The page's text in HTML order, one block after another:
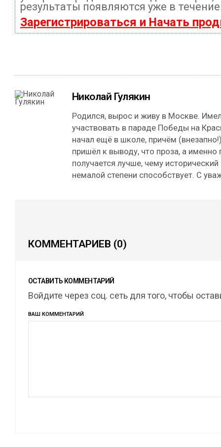
результаты появляются уже в
Зарегистрироваться и Начать
Николай Гулякин
Родился, вырос и живу в Москве.
участвовать в параде Победы на
начал ещё в школе, причём
пришёл к выводу, что проза, а именно
получается лучше, чему
немалой степени способствует. С
КОММЕНТАРИЕВ (0)
ОСТАВИТЬ КОММЕНТАРИЙ
Войдите через соц. сеть для того, чтобы
ВАШ КОММЕНТАРИЙ